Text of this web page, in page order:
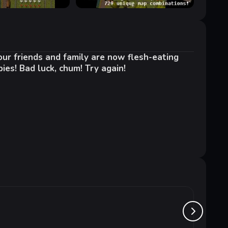
friends and family are now flesh-eating
Bad luck, chum! Try again!
Data